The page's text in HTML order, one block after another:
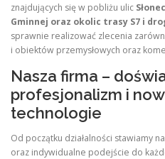
znajdujących się w pobliżu ulic
Gminnej oraz okolic trasy S7 i
sprawnie realizować zlecenia
i obiektów przemysłowych oraz
Nasza firma –
profesjonalizm i
technologie
Od początku działalności stawiamy
oraz indywidualne podejście do